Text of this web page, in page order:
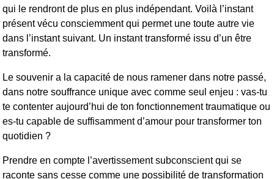
qui le rendront de plus en plus indépendant. Voilà l’instant
présent vécu consciemment qui permet une toute autre vie
dans l’instant suivant. Un instant transformé issu d’un être
transformé.
Le souvenir a la capacité de nous ramener dans notre passé,
dans notre souffrance unique avec comme seul enjeu : vas-tu
te contenter aujourd’hui de ton fonctionnement traumatique ou
es-tu capable de suffisamment d’amour pour transformer ton
quotidien ?
Prendre en compte l’avertissement subconscient qui se
raconte sans cesse comme une possibilité de transformation